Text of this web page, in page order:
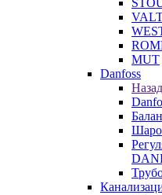
MUT
Danfoss
Назад